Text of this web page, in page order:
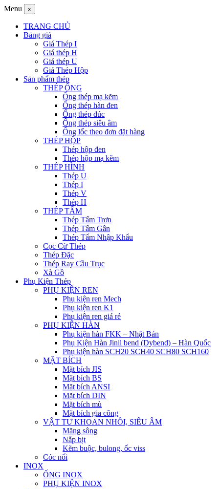
Menu x
TRANG CHỦ
Bảng giá
Giá Thép I
Giá thép H
Giá thép U
Giá Thép Hộp
Sản phẩm thép
THÉP ỐNG
Ống thép mạ kẽm
Ống thép hàn đen
Ống thép đúc
Ống thép siêu âm
Ống lốc theo đơn đặt hàng
THÉP HỘP
Thép hộp đen
Thép hộp mạ kẽm
THÉP HÌNH
Thép U
Thép I
Thép V
Thép H
THÉP TẤM
Thép Tấm Trơn
Thép Tấm Gân
Thép Tấm Nhập Khẩu
Cọc Cừ Thép
Thép Đặc
Thép Ray Cầu Trục
Xà Gồ
Phụ Kiện Thép
PHỤ KIỆN REN
Phụ kiện ren Mech
Phụ kiện ren K1
Phụ kiện ren giá rẻ
PHỤ KIỆN HÀN
Phụ kiện hàn FKK – Nhật Bản
Phụ Kiện Hàn Jinil bend (Dybend) – Hàn Quốc
Phụ kiện hàn SCH20 SCH40 SCH80 SCH160
MẶT BÍCH
Mặt bích JIS
Mặt bích BS
Mặt bích ANSI
Mặt bích DIN
Mặt bích mù
Mặt bích gia công
VẬT TƯ KHOAN NHỒI, SIÊU ÂM
Măng sông
Nắp bịt
Kẽm buộc, bulong, ốc viss
Cóc nối
INOX
ỐNG INOX
PHỤ KIỆN INOX